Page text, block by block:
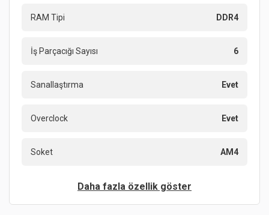
RAM Tipi DDR4
İş Parçacığı Sayısı 6
Sanallaştırma Evet
Overclock Evet
Soket AM4
Daha fazla özellik göster